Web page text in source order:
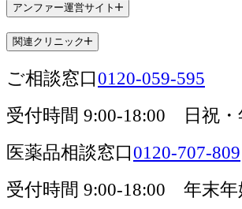
アンファー運営サイト
関連クリニック
ご相談窓口0120-059-595
受付時間 9:00-18:00
日祝
医薬品相談窓口0120-707-809
受付時間 9:00-18:00
年末